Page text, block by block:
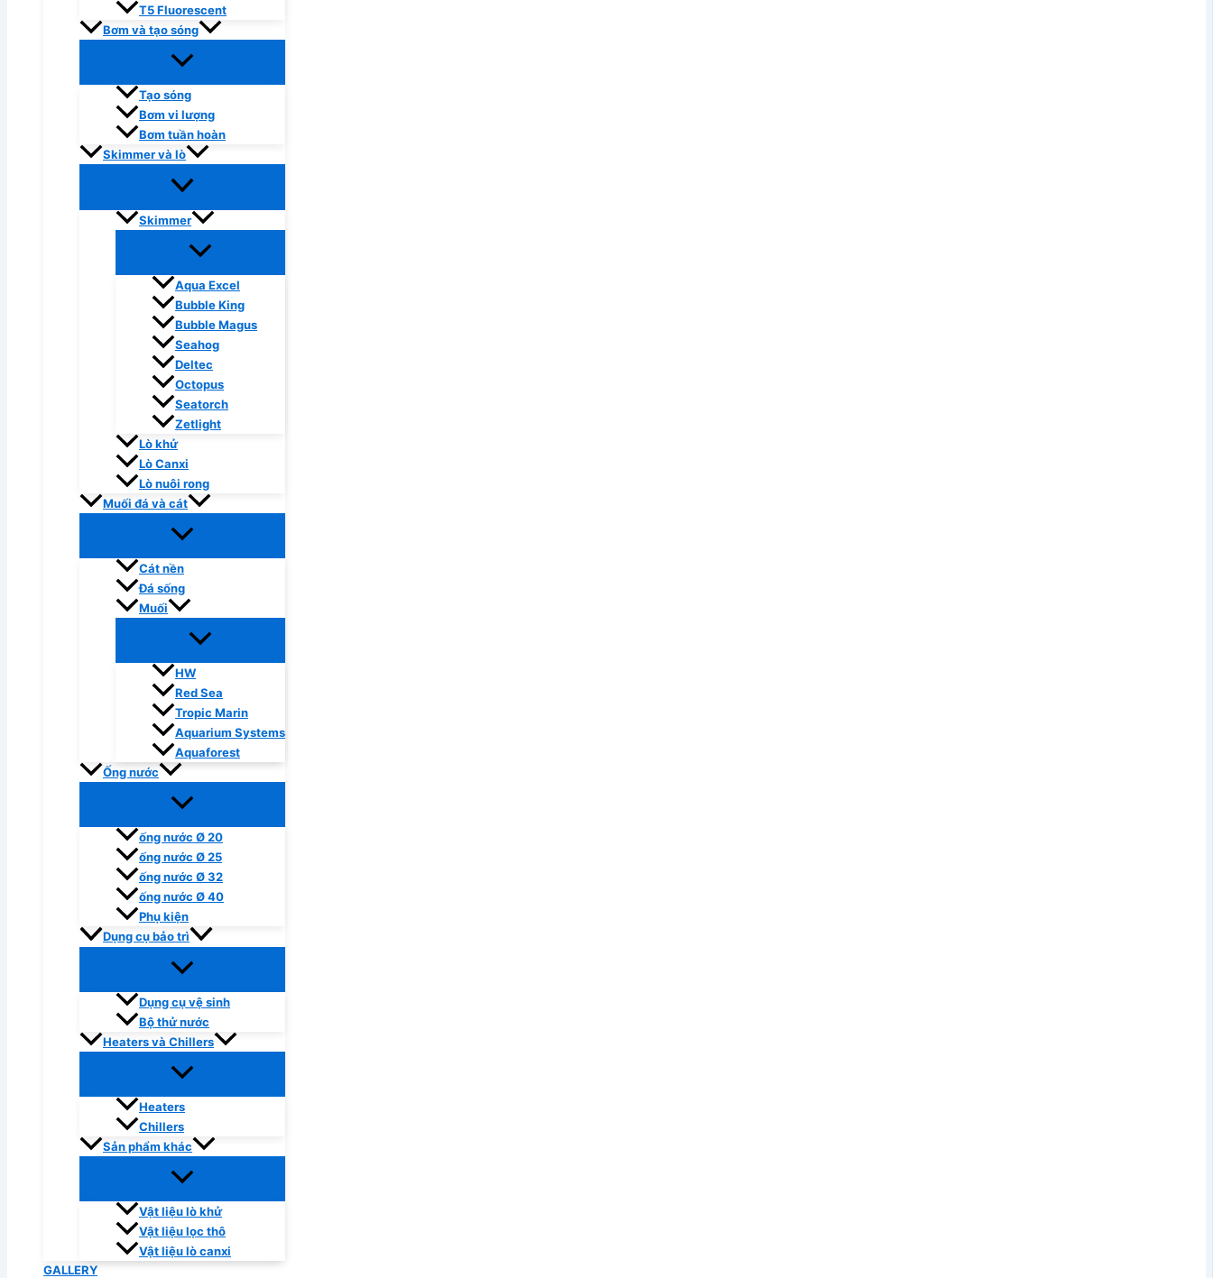
T5 Fluorescent
Bơm và tạo sóng
Tạo sóng
Bơm vi lượng
Bơm tuần hoàn
Skimmer và lò
Skimmer
Aqua Excel
Bubble King
Bubble Magus
Seahog
Deltec
Octopus
Seatorch
Zetlight
Lò khử
Lò Canxi
Lò nuôi rong
Muối đá và cát
Cát nền
Đá sống
Muối
HW
Red Sea
Tropic Marin
Aquarium Systems
Aquaforest
Ống nước
ống nước Ø 20
ống nước Ø 25
ống nước Ø 32
ống nước Ø 40
Phụ kiện
Dụng cụ bảo trì
Dụng cụ vệ sinh
Bộ thử nước
Heaters và Chillers
Heaters
Chillers
Sản phẩm khác
Vật liệu lò khử
Vật liệu lọc thô
Vật liệu lò canxi
GALLERY